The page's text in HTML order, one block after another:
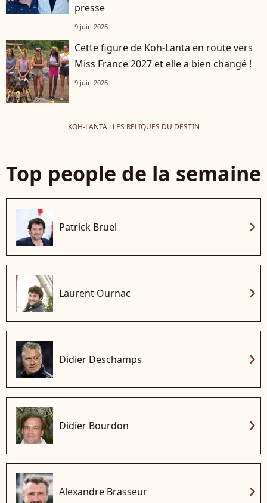
presse
9 juin 2026
Cette figure de Koh-Lanta en route vers
Miss France 2027 et elle a bien changé !
9 juin 2026
KOH-LANTA : LES RELIQUES DU DESTIN
Top people de la semaine
Patrick Bruel chevron_right
Laurent Ournac chevron_right
Didier Deschamps chevron_right
Didier Bourdon chevron_right
Alexandre Brasseur chevron_right